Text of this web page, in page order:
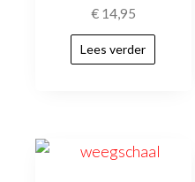
€14,95
Lees verder